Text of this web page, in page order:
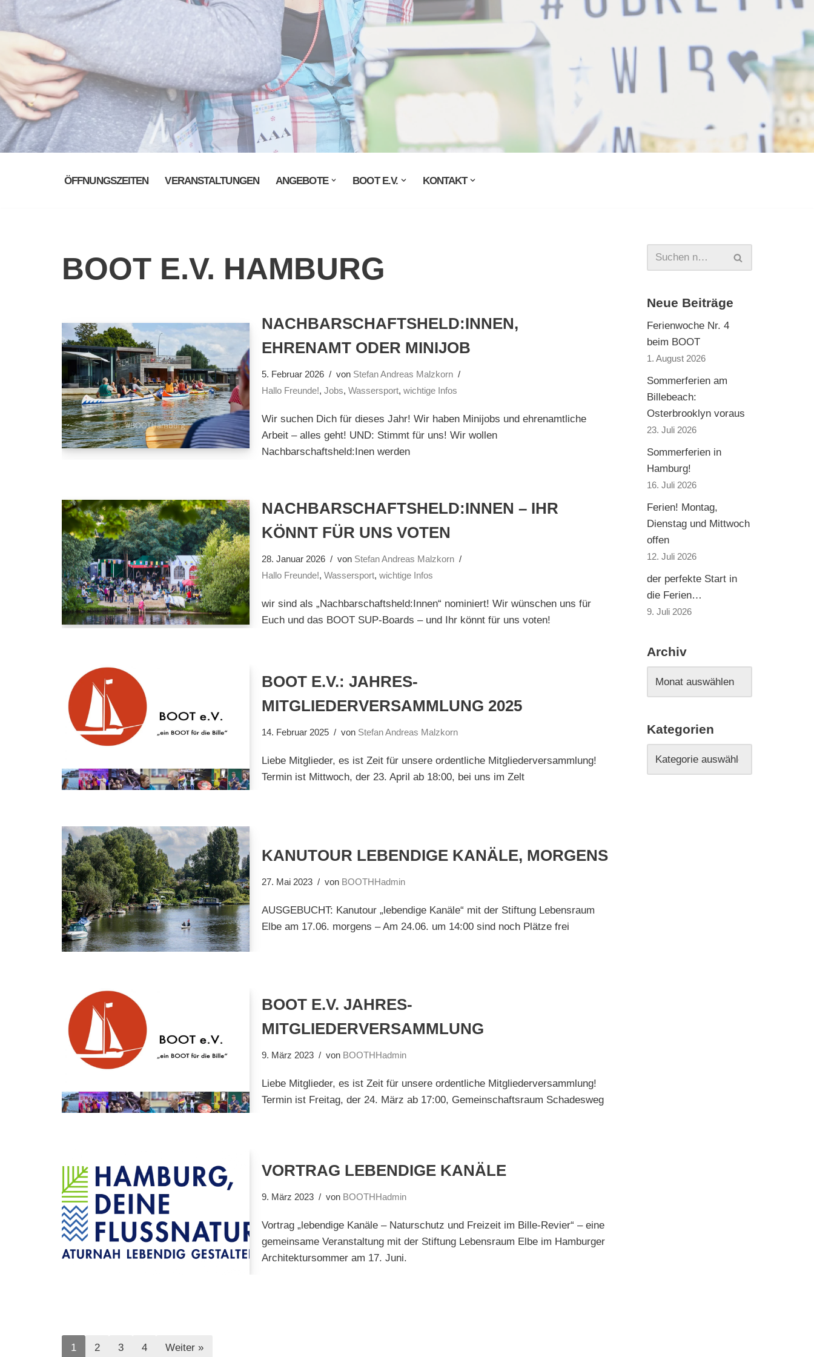
ÖFFNUNGSZEITEN VERANSTALTUNGEN ANGEBOTE BOOT E.V. KONTAKT
BOOT E.V. HAMBURG
NACHBARSCHAFTSHELD:INNEN,
EHRENAMT ODER MINIJOB
5. Februar 2026 von Stefan Andreas Malzkorn
Hallo Freunde!,Jobs,Wassersport,wichtige Infos
Wir suchen Dich für dieses Jahr! Wir haben Minijobs und ehrenamtliche
Arbeit – alles geht! UND: Stimmt für uns! Wir wollen
Nachbarschaftsheld:Inen werden
NACHBARSCHAFTSHELD:INNEN – IHR
KÖNNT FÜR UNS VOTEN
28. Januar 2026 von Stefan Andreas Malzkorn
Hallo Freunde!,Wassersport,wichtige Infos
wir sind als „Nachbarschaftsheld:Innen“ nominiert! Wir wünschen uns für
Euch und das BOOT SUP-Boards – und Ihr könnt für uns voten!
BOOT E.V.: JAHRES-
MITGLIEDERVERSAMMLUNG 2025
14. Februar 2025 von Stefan Andreas Malzkorn
Liebe Mitglieder, es ist Zeit für unsere ordentliche Mitgliederversammlung!
Termin ist Mittwoch, der 23. April ab 18:00, bei uns im Zelt
KANUTOUR LEBENDIGE KANÄLE, MORGENS
27. Mai 2023 von BOOTHHadmin
AUSGEBUCHT: Kanutour „lebendige Kanäle“ mit der Stiftung Lebensraum
Elbe am 17.06. morgens – Am 24.06. um 14:00 sind noch Plätze frei
BOOT E.V. JAHRES-
MITGLIEDERVERSAMMLUNG
9. März 2023 von BOOTHHadmin
Liebe Mitglieder, es ist Zeit für unsere ordentliche Mitgliederversammlung!
Termin ist Freitag, der 24. März ab 17:00, Gemeinschaftsraum Schadesweg
VORTRAG LEBENDIGE KANÄLE
9. März 2023 von BOOTHHadmin
Vortrag „lebendige Kanäle – Naturschutz und Freizeit im Bille-Revier“ – eine
gemeinsame Veranstaltung mit der Stiftung Lebensraum Elbe im Hamburger
Architektursommer am 17. Juni.
1 2 3 4 Weiter »
Neue Beiträge
Ferienwoche Nr. 4
beim BOOT
1. August 2026
Sommerferien am
Billebeach:
Osterbrooklyn voraus
23. Juli 2026
Sommerferien in
Hamburg!
16. Juli 2026
Ferien! Montag,
Dienstag und Mittwoch
offen
12. Juli 2026
der perfekte Start in
die Ferien…
9. Juli 2026
Archiv
Kategorien